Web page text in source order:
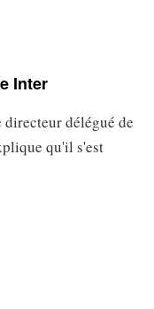
Inter
délégué de
qu'il s'est